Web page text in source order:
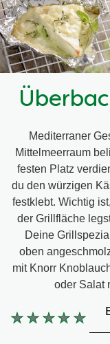
Mediterraner
Mittelmeerraum
festen Platz
du den würzigen
festklebt. Wichtig
der Grillfläche
Deine
oben
mit Knorr
oder Salat
Keine